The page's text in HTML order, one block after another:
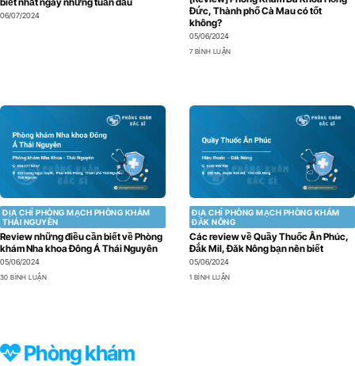
06/07/2024
Đức, Thành phố Cà Mau có tốt
không?
05/06/2024
7 BÌNH LUẬN
ĐỊA CHỈ PHÒNG MẠCH PHÒNG KHÁM
THÁI NGUYÊN
Review những điều cần biết về Phòng
khám Nha khoa Đông Á Thái Nguyên
05/06/2024
30 BÌNH LUẬN
ĐỊA CHỈ PHÒNG MẠCH PHÒNG KHÁM
ĐẮK NÔNG
Các review về Quầy Thuốc Ân Phúc,
Đắk Mil, Đăk Nông bạn nên biết
05/06/2024
1 BÌNH LUẬN
Phòng khám